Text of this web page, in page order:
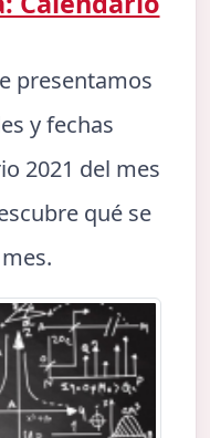
presentamos
y fechas
2021 del mes
qué se